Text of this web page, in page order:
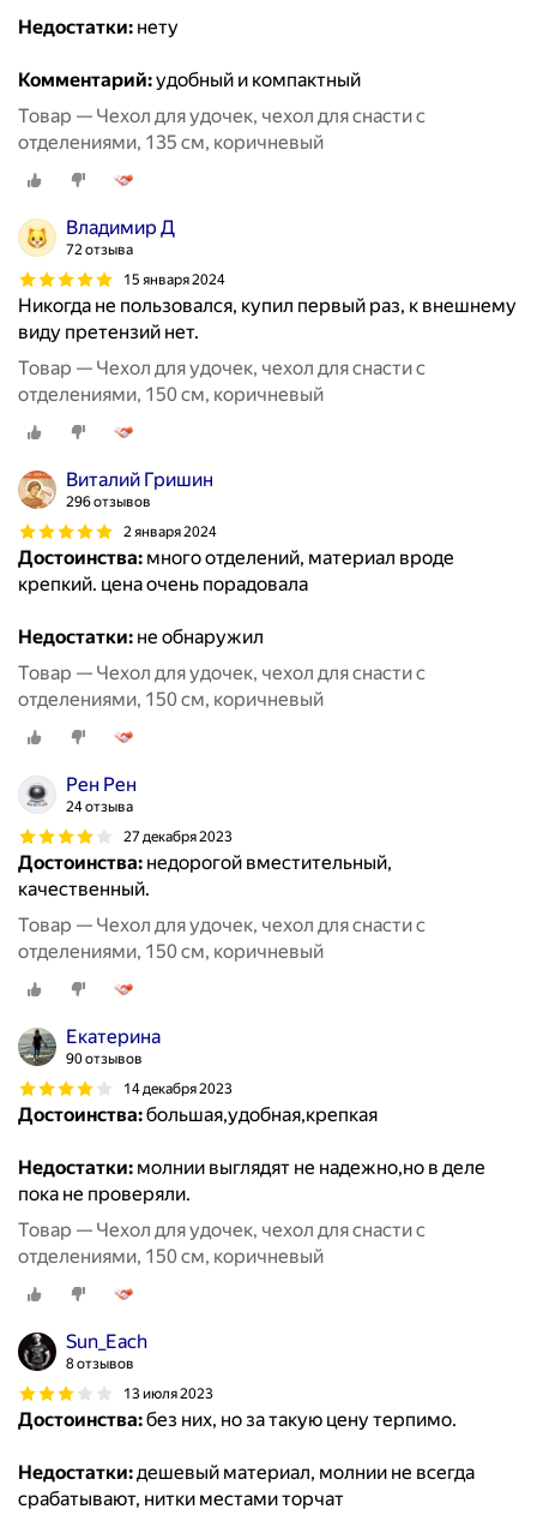
Недостатки: нету
Комментарий:удобный и компактный
Товар — Чехол для удочек, чехол для снасти с
отделениями, 135 см, коричневый
Владимир Д
72 отзыва
15 января 2024
Никогда не пользовался, купил первый раз, к внешнему
виду претензий нет.
Товар — Чехол для удочек, чехол для снасти с
отделениями, 150 см, коричневый
Виталий Гришин
296 отзывов
2 января 2024
Достоинства: много отделений, материал вроде
крепкий. цена очень порадовала
Недостатки: не обнаружил
Товар — Чехол для удочек, чехол для снасти с
отделениями, 150 см, коричневый
Рен Рен
24 отзыва
27 декабря 2023
Достоинства: недорогой вместительный,
качественный.
Товар — Чехол для удочек, чехол для снасти с
отделениями, 150 см, коричневый
Екатерина
90 отзывов
14 декабря 2023
Достоинства:большая,удобная,крепкая
Недостатки: молнии выглядят не надежно,но в деле
пока не проверяли.
Товар — Чехол для удочек, чехол для снасти с
отделениями, 150 см, коричневый
Sun_Each
8 отзывов
13 июля 2023
Достоинства:без них, но за такую цену терпимо.
Недостатки:дешевый материал, молнии не всегда
срабатывают, нитки местами торчат